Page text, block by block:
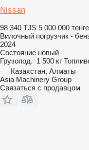
Nissan
98 340 TJS 5 000 000 тенге
Вилочный погрузчик -
2024
Состояние новый
Грузопод. 1 500 кг
Казахстан, Алматы
Asia Machinery Group
Связаться с продавцом